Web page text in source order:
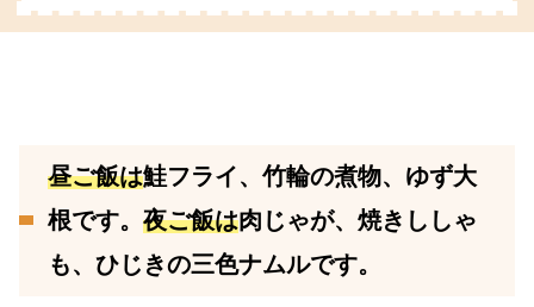
昼ご飯は鮭フライ、竹輪の煮物、ゆず大
根です。 夜ご飯は肉じゃが、焼きししゃ
も、ひじきの三色ナムルです。